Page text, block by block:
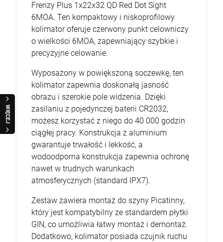
WIĘCEJ
Frenzy Plus 1x22x32 QD Red Dot Sight
6MOA. Ten kompaktowy i niskoprofilowy
kolimator oferuje czerwony punkt celowniczy
o wielkości 6MOA, zapewniający szybkie i
precyzyjne celowanie.
Wyposażony w powiększoną soczewkę, ten
kolimator zapewnia doskonałą jasność
obrazu i szerokie pole widzenia. Dzięki
zasilaniu z pojedynczej baterii CR2032,
możesz korzystać z niego do 40 000 godzin
ciągłej pracy. Konstrukcja z aluminium
gwarantuje trwałość i lekkość, a
wodoodporna konstrukcja zapewnia ochronę
nawet w trudnych warunkach
atmosferycznych (standard IPX7).
Zestaw zawiera montaż do szyny Picatinny,
który jest kompatybilny ze standardem płytki
GIN, co umożliwia łatwy montaż i demontaż.
Dodatkowo, kolimator posiada czujnik ruchu